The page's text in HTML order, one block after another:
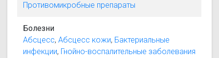
Противомикробные препараты
Болезни
Абсцесс,Абсцесс кожи, Бактериальные
инфекции, Гнойно-воспалительные заболевания